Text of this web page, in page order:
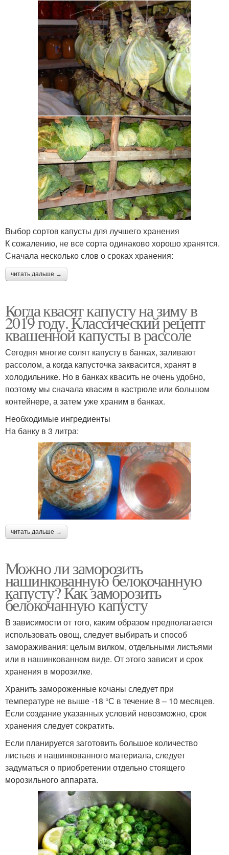
Выбор сортов капусты для лучшего хранения
К сожалению, не все сорта одинаково хорошо хранятся.
Сначала несколько слов о сроках хранения:
читать дальше →
Когда квасят капусту на зиму в
2019 году. Классический рецепт
квашенной капусты в рассоле
Сегодня многие солят капусту в банках, заливают
рассолом, а когда капусточка заквасится, хранят в
холодильнике. Но в банках квасить не очень удобно,
поэтому мы сначала квасим в кастрюле или большом
контейнере, а затем уже храним в банках.
Необходимые ингредиенты
На банку в 3 литра:
читать дальше →
Можно ли заморозить
нашинкованную белокочанную
капусту? Как заморозить
белокочанную капусту
В зависимости от того, каким образом предполагается
использовать овощ, следует выбирать и способ
замораживания: целым вилком, отдельными листьями
или в нашинкованном виде. От этого зависит и срок
хранения в морозилке.
Хранить замороженные кочаны следует при
температуре не выше -18 °С в течение 8 – 10 месяцев.
Если создание указанных условий невозможно, срок
хранения следует сократить.
Если планируется заготовить большое количество
листьев и нашинкованного материала, следует
задуматься о приобретении отдельно стоящего
морозильного аппарата.